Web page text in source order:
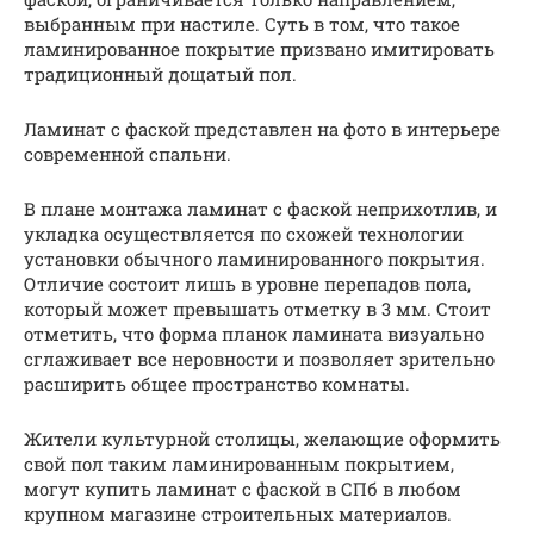
выбранным при настиле. Суть в том, что такое
ламинированное покрытие призвано имитировать
традиционный дощатый пол.
Ламинат с фаской представлен на фото в интерьере
современной спальни.
В плане монтажа ламинат с фаской неприхотлив, и
укладка осуществляется по схожей технологии
установки обычного ламинированного покрытия.
Отличие состоит лишь в уровне перепадов пола,
который может превышать отметку в 3 мм. Стоит
отметить, что форма планок ламината визуально
сглаживает все неровности и позволяет зрительно
расширить общее пространство комнаты.
Жители культурной столицы, желающие оформить
свой пол таким ламинированным покрытием,
могут купить ламинат с фаской в СПб в любом
крупном магазине строительных материалов.